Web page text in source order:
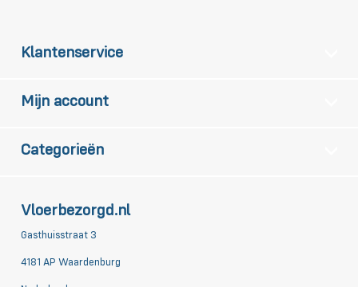
Vloerbezorgd.nl
Gasthuisstraat 3
4181 AP Waardenburg
Klantenservice
Mijn account
Categorieën